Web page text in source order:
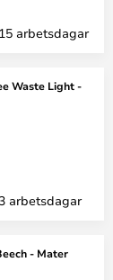
arbetsdagar
arbetsdagar
- Mater